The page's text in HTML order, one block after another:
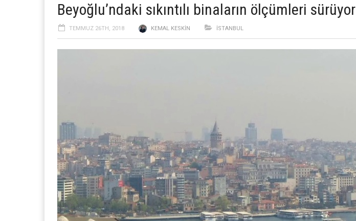
Beyoğlu’ndaki sıkıntılı binaların ölçümleri sürüyor
TEMMUZ 26TH, 2018 KEMAL KESKIN İSTANBUL